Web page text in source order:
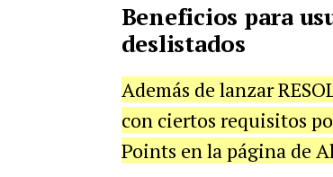
Beneficios para
deslistados
Además de lanzar
con ciertos requisitos
Points en la página de